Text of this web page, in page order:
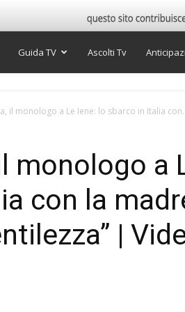
Guida TV Ascolti Tv
il monologo a Le Iene: lo sbarco in Italia
monologo a
con la
|